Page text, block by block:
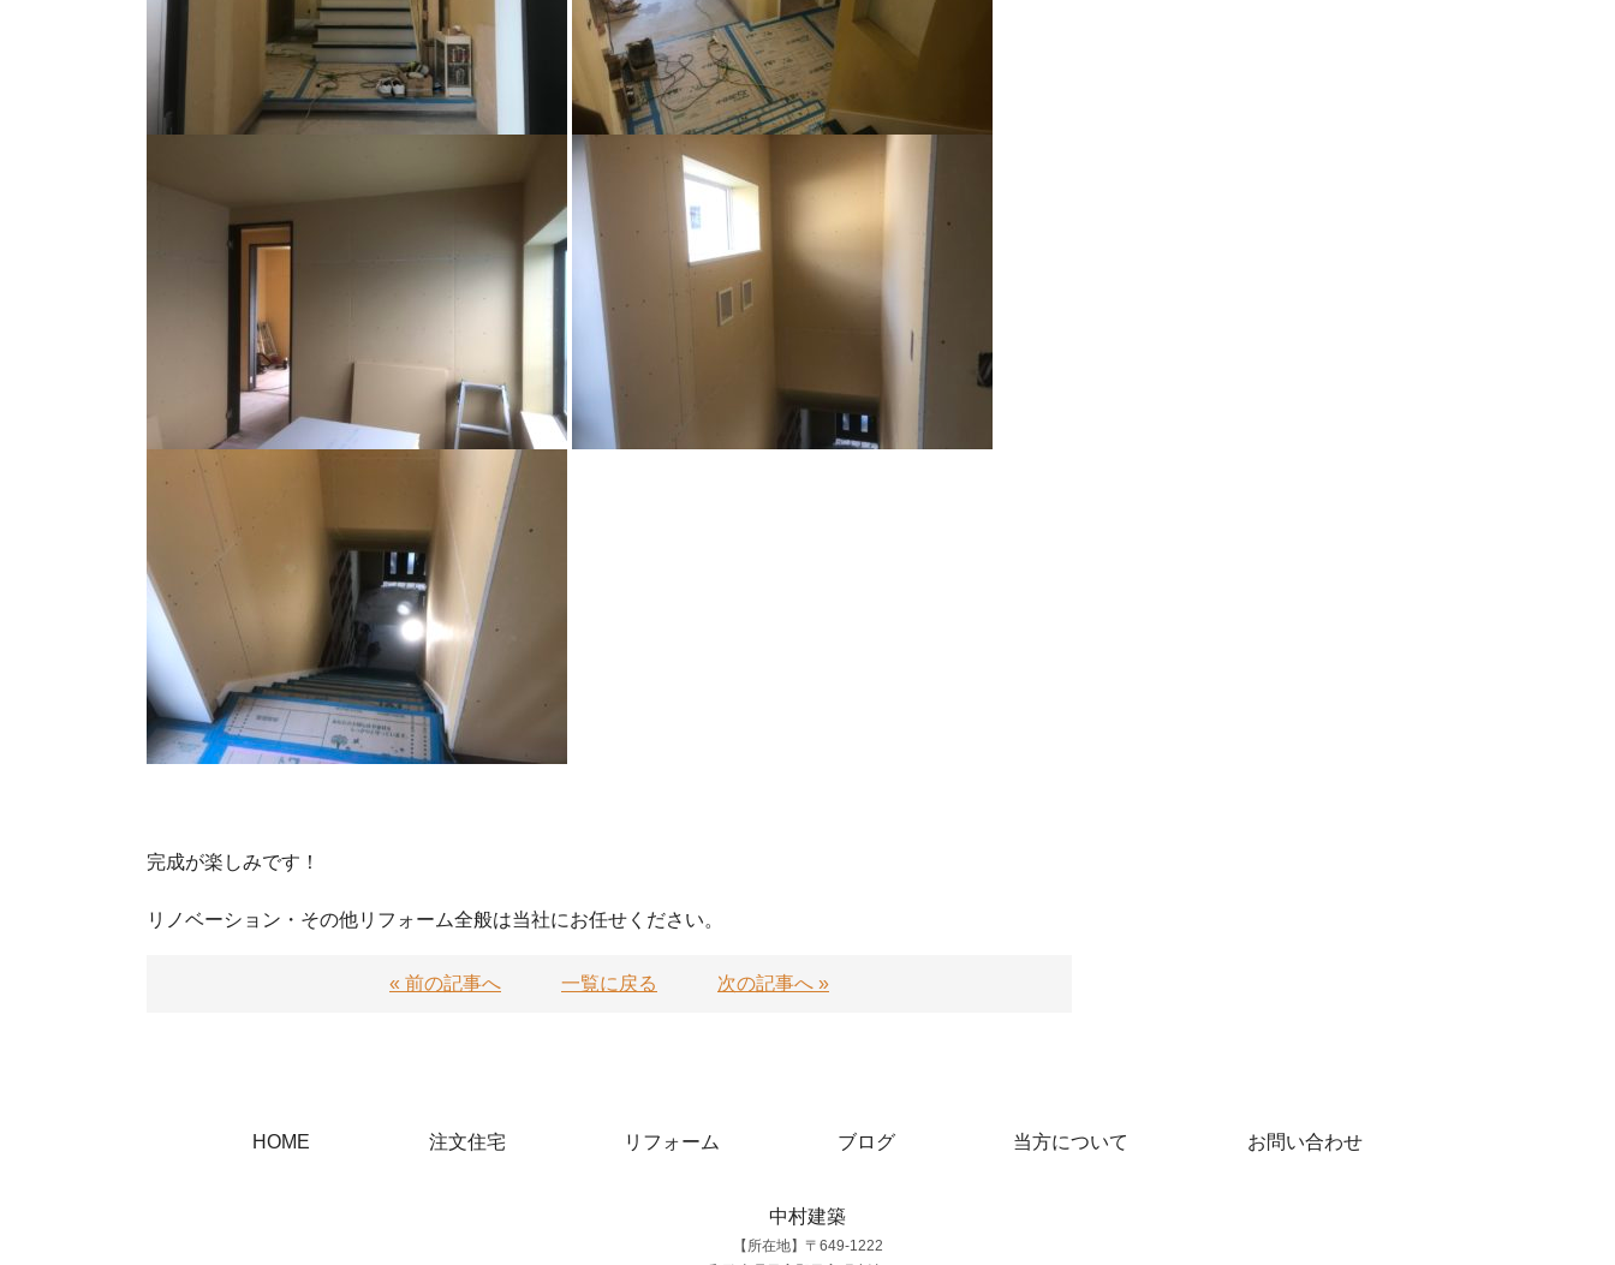
完成が楽しみです！
リノベーション・その他リフォーム全般は当社にお任せください。
« 前の記事へ 一覧に戻る 次の記事へ »
HOME 注文住宅 リフォーム ブログ 当方について お問い合わせ
中村建築
【所在地】〒649-1222